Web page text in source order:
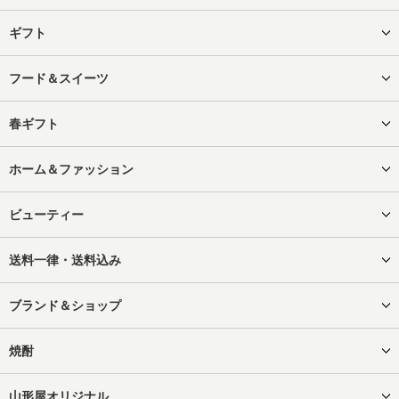
ギフト
フード＆スイーツ
春ギフト
ホーム＆ファッション
ビューティー
送料一律・送料込み
ブランド＆ショップ
焼酎